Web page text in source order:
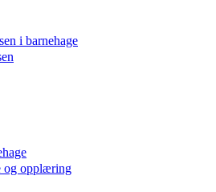
i barnehage
og opplæring